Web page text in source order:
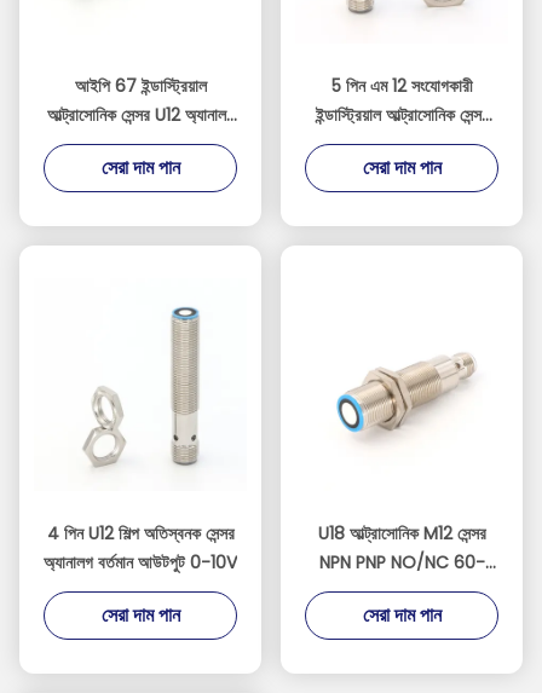
আইপি 67 ইন্ডাস্ট্রিয়াল
আল্ট্রাসোনিক সেন্সর U12 অ্যানালগ
আউটপুট M12 সংযোগকারী
সেরা দাম পান
5 পিন এম 12 সংযোগকারী
ইন্ডাস্ট্রিয়াল আল্ট্রাসোনিক সেন্সর
30-300 মিমি সনাক্তকরণ
ব্যাপ্তি
সেরা দাম পান
4 পিন U12 শিল্প অতিস্বনক সেন্সর
অ্যানালগ বর্তমান আউটপুট 0-10V
সেরা দাম পান
U18 আল্ট্রাসোনিক M12 সেন্সর
NPN PNP NO/NC 60-
1000mm 19Hz 5Pin
সেরা দাম পান